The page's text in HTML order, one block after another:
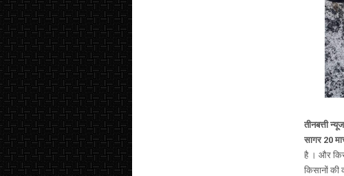
तीनबत्ती न्यूज
सागर 20
है । और
किसानों